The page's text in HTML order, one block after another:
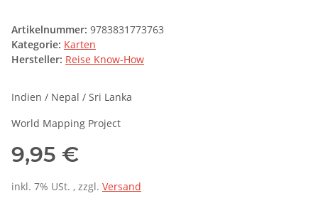
Artikelnummer: 9783831773763
Kategorie: Karten
Hersteller: Reise Know-How
Indien / Nepal / Sri Lanka
World Mapping Project
9,95 €
inkl. 7% USt. , zzgl. Versand